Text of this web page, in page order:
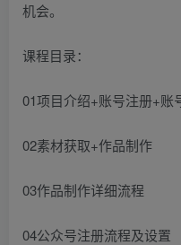
机会。
课程目录：
01项目介绍+账号注册+账
02素材获取+作品制作
03作品制作详细流程
04公众号注册流程及设置